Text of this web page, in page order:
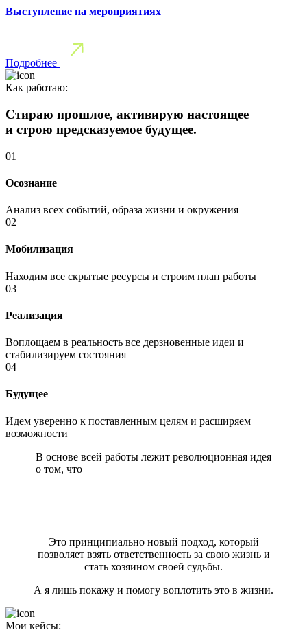
Выступление на мероприятиях
Подробнее
Как работаю:
Стираю прошлое, активирую настоящее
и строю предсказуемое будущее.
01
Осознание
Анализ всех событий, образа жизни и окружения
02
Мобилизация
Находим все скрытые ресурсы и строим план работы
03
Реализация
Воплощаем в реальность все дерзновенные идеи и
стабилизируем состояния
04
Будущее
Идем уверенно к поставленным целям и расширяем
возможности
В основе всей работы лежит революционная идея
о том, что
Это принципиально новый подход, который
позволяет взять ответственность за свою жизнь и
стать хозяином своей судьбы.
А я лишь покажу и помогу воплотить это в жизни.
Мои кейсы: